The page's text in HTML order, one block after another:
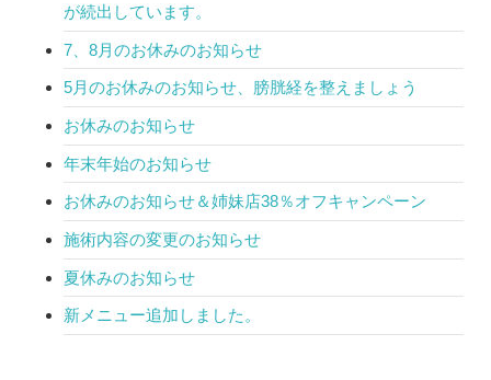
が続出しています。
7、8月のお休みのお知らせ
5月のお休みのお知らせ、膀胱経を整えましょう
お休みのお知らせ
年末年始のお知らせ
お休みのお知らせ＆姉妹店38％オフキャンペーン
施術内容の変更のお知らせ
夏休みのお知らせ
新メニュー追加しました。